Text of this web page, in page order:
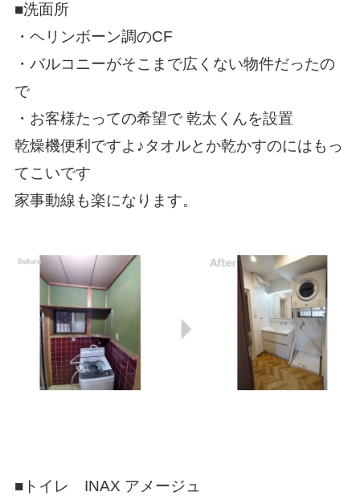
■洗面所
・ヘリンボーン調のCF
・バルコニーがそこまで広くない物件だったの
で
・お客様たっての希望で 乾太くんを設置
乾燥機便利ですよ♪タオルとか乾かすのにはもっ
てこいです
家事動線も楽になります。
■トイレ INAX アメージュ